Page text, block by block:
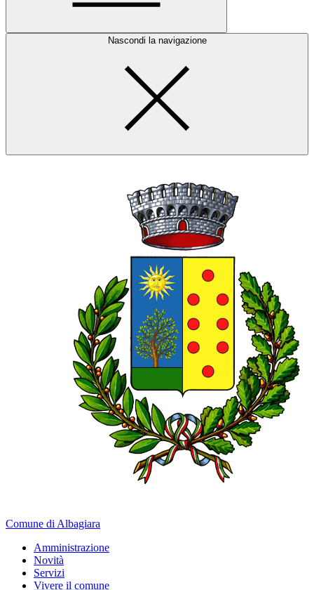
Nascondi la navigazione
Comune di Albagiara
Amministrazione
Novità
Servizi
Vivere il comune